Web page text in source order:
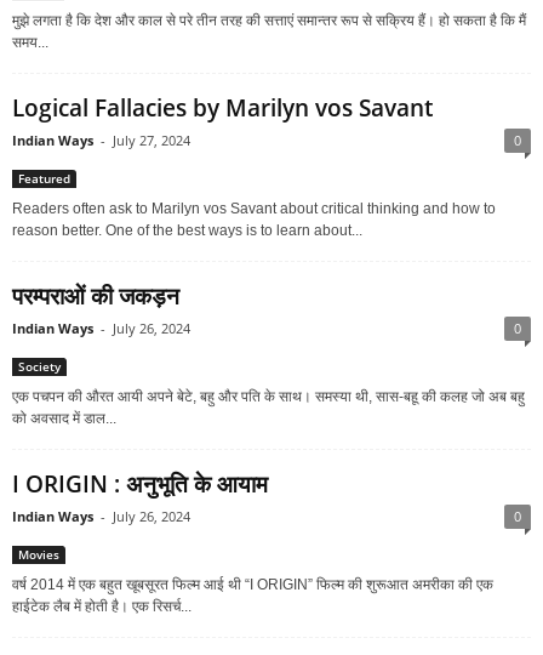
मुझे लगता है कि देश और काल से परे तीन तरह की सत्ताएं समान्‍तर रूप से सक्रिय हैं। हो सकता है कि मैं
समय...
Logical Fallacies by Marilyn vos Savant
Indian Ways - July 27, 2024 0
Featured
Readers often ask to Marilyn vos Savant about critical thinking and how to
reason better. One of the best ways is to learn about...
परम्पराओं की जकड़न
Indian Ways - July 26, 2024 0
Society
एक पचपन की औरत आयी अपने बेटे, बहु और पति के साथ। समस्या थी, सास-बहू की कलह जो अब बहु
को अवसाद में डाल...
I ORIGIN : अनुभूति के आयाम
Indian Ways - July 26, 2024 0
Movies
वर्ष 2014 में एक बहुत खूबसूरत फिल्‍म आई थी “I ORIGIN” फिल्‍म की शुरूआत अमरीका की एक
हाईटेक लैब में होती है। एक रिसर्च...